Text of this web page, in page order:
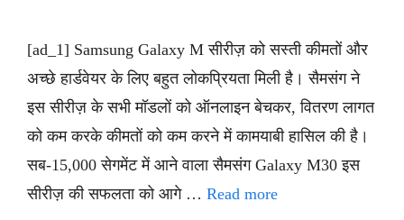
[ad_1] Samsung Galaxy M सीरीज़ को सस्ती कीमतों और
अच्छे हार्डवेयर के लिए बहुत लोकप्रियता मिली है। सैमसंग ने
इस सीरीज़ के सभी मॉडलों को ऑनलाइन बेचकर, वितरण लागत
को कम करके कीमतों को कम करने में कामयाबी हासिल की है।
सब-15,000 सेगमेंट में आने वाला सैमसंग Galaxy M30 इस
सीरीज़ की सफलता को आगे … Read more